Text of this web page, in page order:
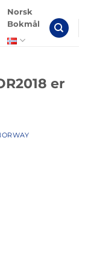
Norsk
Bokmål
er